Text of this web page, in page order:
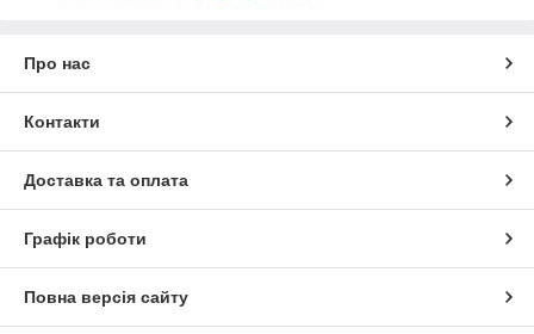
Про нас
Контакти
Доставка та оплата
Графік роботи
Повна версія сайту